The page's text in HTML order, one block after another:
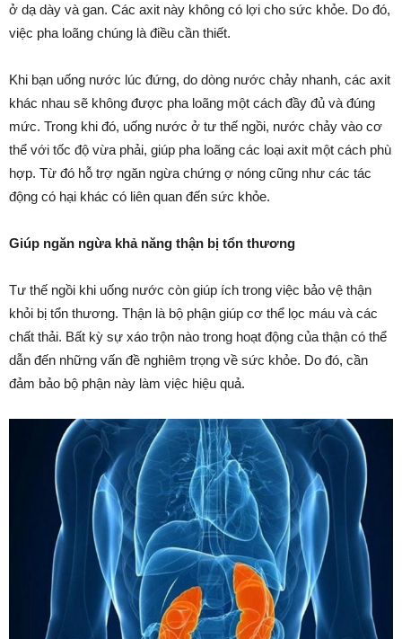
ở dạ dày và gan. Các axit này không có lợi cho sức khỏe. Do đó,
việc pha loãng chúng là điều cần thiết.
Khi bạn uống nước lúc đứng, do dòng nước chảy nhanh, các axit
khác nhau sẽ không được pha loãng một cách đầy đủ và đúng
mức. Trong khi đó, uống nước ở tư thế ngồi, nước chảy vào cơ
thể với tốc độ vừa phải, giúp pha loãng các loại axit một cách phù
hợp. Từ đó hỗ trợ ngăn ngừa chứng ợ nóng cũng như các tác
động có hại khác có liên quan đến sức khỏe.
Giúp ngăn ngừa khả năng thận bị tổn thương
Tư thế ngồi khi uống nước còn giúp ích trong việc bảo vệ thận
khỏi bị tổn thương. Thận là bộ phận giúp cơ thể lọc máu và các
chất thải. Bất kỳ sự xáo trộn nào trong hoạt động của thận có thể
dẫn đến những vấn đề nghiêm trọng về sức khỏe. Do đó, cần
đảm bảo bộ phận này làm việc hiệu quả.